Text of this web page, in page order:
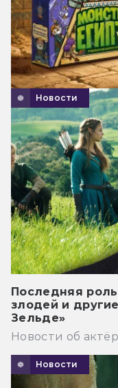
Новости
Последняя
злодей и
Зельде»
Новости об
Новости